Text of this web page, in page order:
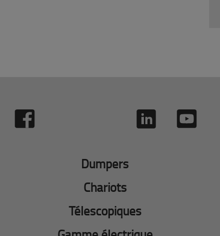
Dumpers
Chariots
Télescopiques